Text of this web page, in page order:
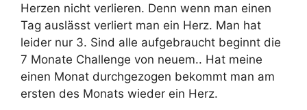
Herzen nicht verlieren. Denn wenn man einen
Tag auslässt verliert man ein Herz. Man hat
leider nur 3. Sind alle aufgebraucht beginnt die
7 Monate Challenge von neuem.. Hat meine
einen Monat durchgezogen bekommt man am
ersten des Monats wieder ein Herz.